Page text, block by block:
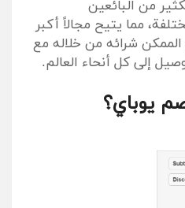
من البائعين
مما يتيح مجالاً أكبر
شرائه من خلاله مع
إلى كل أنحاء العالم.
يوباي؟